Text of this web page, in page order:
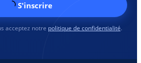
S'inscrire
acceptez notre politique de confidentialité.